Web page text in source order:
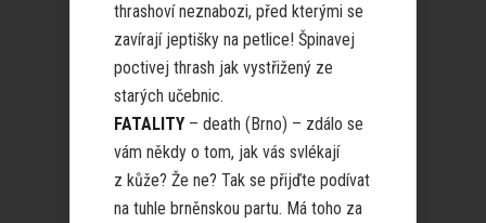
thrashoví neznabozi, před kterými se
zavírají jeptišky na petlice! Špinavej
poctivej thrash jak vystřižený ze
starých učebnic.
FATALITY – death (Brno) – zdálo se
vám někdy o tom, jak vás svlékají
z kůže? Že ne? Tak se přijďte podívat
na tuhle brněnskou partu. Má toho za